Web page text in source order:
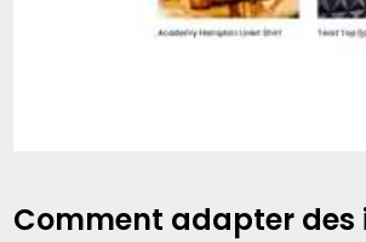
Comment adapter des